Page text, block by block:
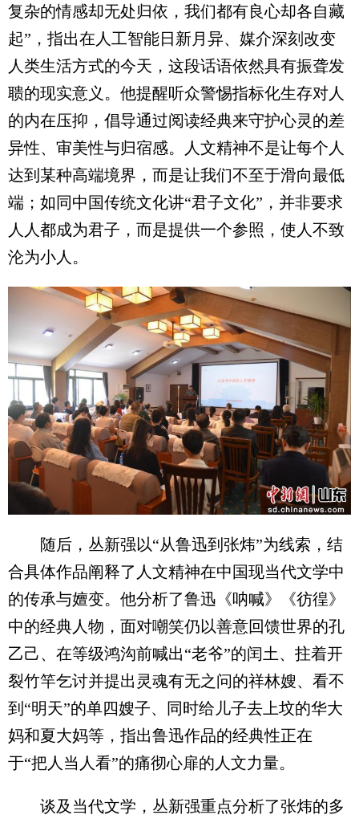
复杂的情感却无处归依，我们都有良心却各自藏
起”，指出在人工智能日新月异、媒介深刻改变
人类生活方式的今天，这段话语依然具有振聋发
聩的现实意义。他提醒听众警惕指标化生存对人
的内在压抑，倡导通过阅读经典来守护心灵的差
异性、审美性与归宿感。人文精神不是让每个人
达到某种高端境界，而是让我们不至于滑向最低
端；如同中国传统文化讲“君子文化”，并非要求
人人都成为君子，而是提供一个参照，使人不致
沦为小人。
随后，丛新强以“从鲁迅到张炜”为线索，结
合具体作品阐释了人文精神在中国现当代文学中
的传承与嬗变。他分析了鲁迅《呐喊》《彷徨》
中的经典人物，面对嘲笑仍以善意回馈世界的孔
乙己、在等级鸿沟前喊出“老爷”的闰土、拄着开
裂竹竿乞讨并提出灵魂有无之问的祥林嫂、看不
到“明天”的单四嫂子、同时给儿子去上坟的华大
妈和夏大妈等，指出鲁迅作品的经典性正在
于“把人当人看”的痛彻心扉的人文力量。
谈及当代文学，丛新强重点分析了张炜的多